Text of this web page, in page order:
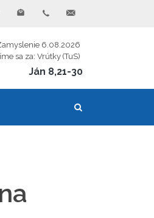
6.08.2026
sa za: Vrútky (TuS)
Ján 8,21-30